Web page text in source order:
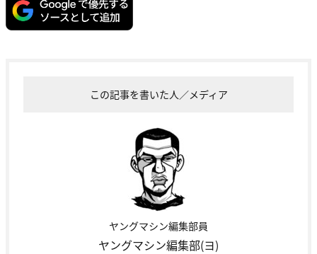
この記事を書いた人／メディア
ヤングマシン編集部員
ヤングマシン編集部(ヨ)